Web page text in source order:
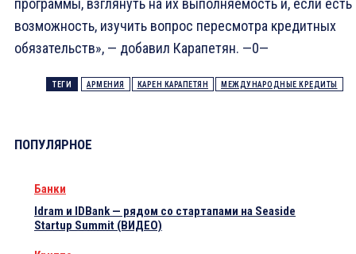
программы, взглянуть на их выполняемость и, если есть
возможность, изучить вопрос пересмотра кредитных
обязательств», — добавил Карапетян. —0—
ТЕГИ АРМЕНИЯ КАРЕН КАРАПЕТЯН МЕЖДУНАРОДНЫЕ КРЕДИТЫ
ПОПУЛЯРНОЕ
Банки
Idram и IDBank — рядом со стартапами на Seaside
Startup Summit (ВИДЕО)